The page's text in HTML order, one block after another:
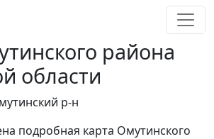
района
области
р-н
подробная карта Омутинского